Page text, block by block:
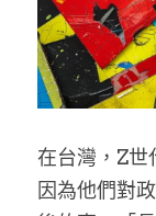
在台灣，Z世
因為他們對